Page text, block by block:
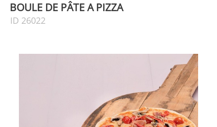
BOULE DE PÂTE A PIZZA
ID 26022